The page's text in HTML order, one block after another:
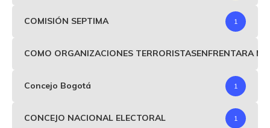
COMISIÓN SEPTIMA 1
COMO ORGANIZACIONES TERRORISTASENFRENTARA
Concejo Bogotá 1
CONCEJO NACIONAL ELECTORAL 1